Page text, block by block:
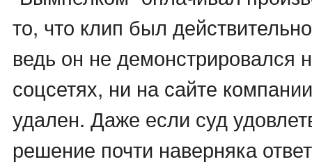
то, что клип был
ведь он не демонстрировался
соцсетях, ни на сайте
удален. Даже если суд
решение почти наверняка